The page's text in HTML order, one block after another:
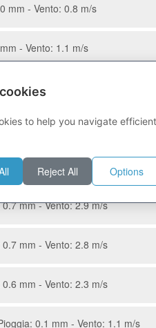
mm - Vento: 0.8 m/s
- Vento: 1.1 m/s
- Vento: 1.2 m/s
- Vento: 1.7 m/s
0 mm - Vento: 2.2 m/s
mm - Vento: 2.9 m/s
mm - Vento: 2.8 m/s
mm - Vento: 2.3 m/s
0.1 mm - Vento: 1.1 m/s
to help you navigate
Reject All Options